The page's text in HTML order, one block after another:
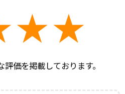
価を掲載しております。